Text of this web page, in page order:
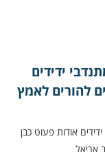
ידידים
להורים לאמץ
במוקד ידידים אודות פעוט כבן
אריאל